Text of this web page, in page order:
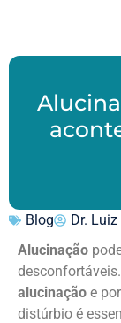
Blog Dr.
Alucinação
alucinação e
distúrbio é